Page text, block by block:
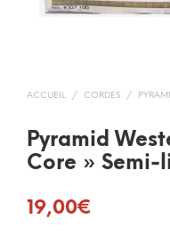
ACCUEIL / CORDES /
Pyramid
Core » Semi-
19,00€